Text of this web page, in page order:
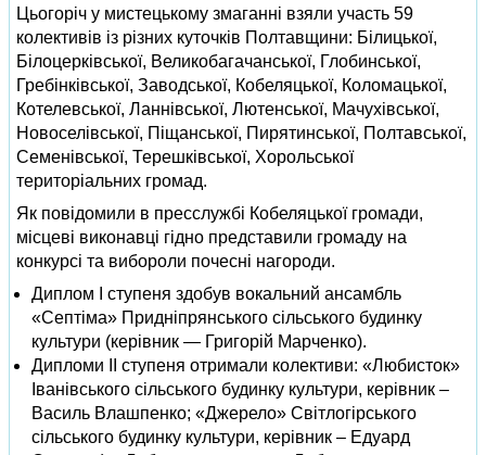
Цьогоріч у мистецькому змаганні взяли участь 59
колективів із різних куточків Полтавщини: Білицької,
Білоцерківської, Великобагачанської, Глобинської,
Гребінківської, Заводської, Кобеляцької, Коломацької,
Котелевської, Ланнівської, Лютенської, Мачухівської,
Новоселівської, Піщанської, Пирятинської, Полтавської,
Семенівської, Терешківської, Хорольської
територіальних громад.
Як повідомили в пресслужбі Кобеляцької громади,
місцеві виконавці гідно представили громаду на
конкурсі та вибороли почесні нагороди.
Диплом І ступеня здобув вокальний ансамбль
«Септіма» Придніпрянського сільського будинку
культури (керівник — Григорій Марченко).
Дипломи ІІ ступеня отримали колективи: «Любисток»
Іванівського сільського будинку культури, керівник –
Василь Влашпенко; «Джерело» Світлогірського
сільського будинку культури, керівник – Едуард